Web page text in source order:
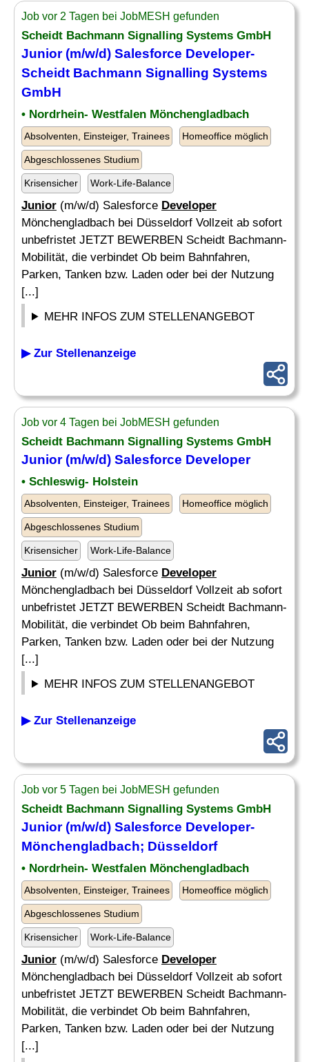
Job vor 2 Tagen bei JobMESH gefunden
Scheidt Bachmann Signalling Systems GmbH
Junior(m/w/d) Salesforce Developer-
Scheidt Bachmann Signalling Systems
GmbH
• Nordrhein- Westfalen Mönchengladbach
Absolventen, Einsteiger, Trainees Homeoffice möglich
Abgeschlossenes Studium
Krisensicher Work-Life-Balance
Junior (m/w/d) Salesforce Developer
Mönchengladbach bei Düsseldorf Vollzeit ab sofort
unbefristet JETZT BEWERBEN Scheidt Bachmann-
Mobilität, die verbindet Ob beim Bahnfahren,
Parken, Tanken bzw. Laden oder bei der Nutzung
[...]
MEHR INFOS ZUM STELLENANGEBOT
▶ Zur Stellenanzeige
Job vor 4 Tagen bei JobMESH gefunden
Scheidt Bachmann Signalling Systems GmbH
Junior(m/w/d) Salesforce Developer
• Schleswig- Holstein
Absolventen, Einsteiger, Trainees Homeoffice möglich
Abgeschlossenes Studium
Krisensicher Work-Life-Balance
Junior (m/w/d) Salesforce Developer
Mönchengladbach bei Düsseldorf Vollzeit ab sofort
unbefristet JETZT BEWERBEN Scheidt Bachmann-
Mobilität, die verbindet Ob beim Bahnfahren,
Parken, Tanken bzw. Laden oder bei der Nutzung
[...]
MEHR INFOS ZUM STELLENANGEBOT
▶ Zur Stellenanzeige
Job vor 5 Tagen bei JobMESH gefunden
Scheidt Bachmann Signalling Systems GmbH
Junior(m/w/d) Salesforce Developer-
Mönchengladbach; Düsseldorf
• Nordrhein- Westfalen Mönchengladbach
Absolventen, Einsteiger, Trainees Homeoffice möglich
Abgeschlossenes Studium
Krisensicher Work-Life-Balance
Junior (m/w/d) Salesforce Developer
Mönchengladbach bei Düsseldorf Vollzeit ab sofort
unbefristet JETZT BEWERBEN Scheidt Bachmann-
Mobilität, die verbindet Ob beim Bahnfahren,
Parken, Tanken bzw. Laden oder bei der Nutzung
[...]